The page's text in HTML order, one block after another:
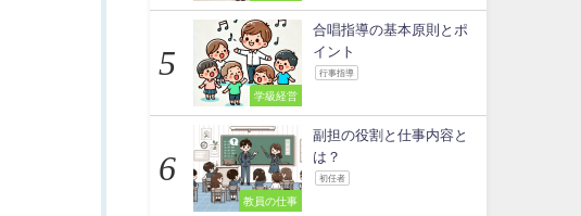
学級経営
合唱指導の基本原則とポ
イント
行事指導
教員の仕事
副担の役割と仕事内容と
は？
初任者